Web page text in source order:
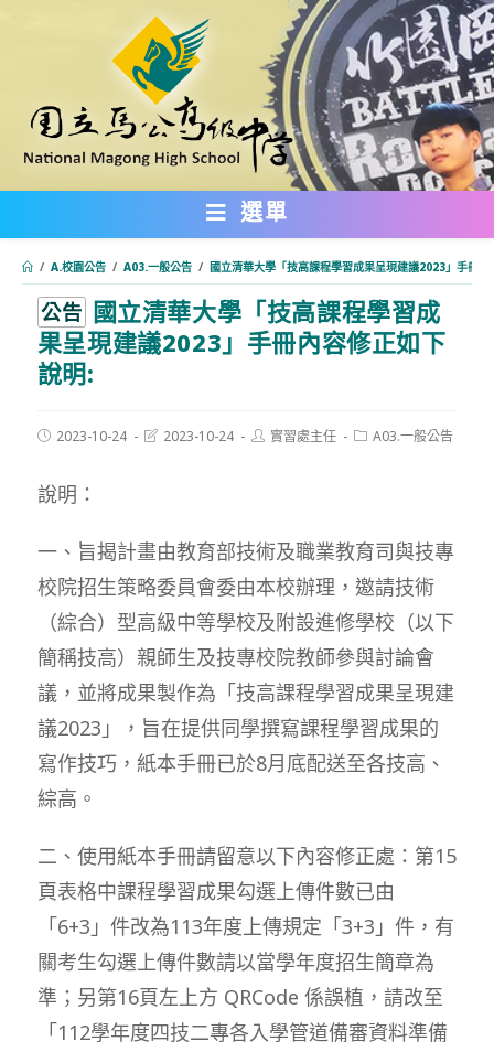
內
選單
/ A.校園公告 / A03.一般公告 / 國立清華大學「技高課程學習成果呈現建議2023」手冊內
公告 國立清華大學「技高課程學習成
果呈現建議2023」手冊內容修正如下
說明:
Post2023-10-24
Post2023-10-24
Post實習處主任
PostA03.一般公告
說明：
一、旨揭計畫由教育部技術及職業教育司與技專
校院招生策略委員會委由本校辦理，邀請技術
（綜合）型高級中等學校及附設進修學校（以下
簡稱技高）親師生及技專校院教師參與討論會
議，並將成果製作為「技高課程學習成果呈現建
議2023」，旨在提供同學撰寫課程學習成果的
寫作技巧，紙本手冊已於8月底配送至各技高、
綜高。
二、使用紙本手冊請留意以下內容修正處：第15
頁表格中課程學習成果勾選上傳件數已由
「6+3」件改為113年度上傳規定「3+3」件，有
關考生勾選上傳件數請以當學年度招生簡章為
準；另第16頁左上方 QRCode 係誤植，請改至
「112學年度四技二專各入學管道備審資料準備